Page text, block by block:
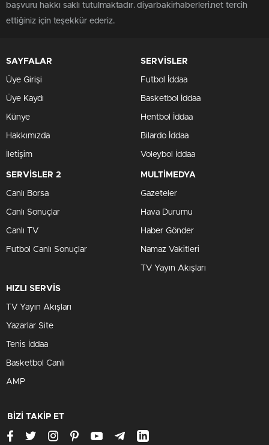
başvuru hakkı saklı tutulmaktadır. diyarbakirhaberleri.net tercih
ettiğiniz için teşekkür ederiz.
SAYFALAR
Üye Girişi
Üye Kaydı
Künye
Hakkımızda
İletişim
SERVİSLER
Futbol İddaa
Basketbol İddaa
Hentbol İddaa
Bilardo İddaa
Voleybol İddaa
SERVİSLER 2
Canlı Borsa
Canlı Sonuçlar
Canlı TV
Futbol Canlı Sonuçlar
MULTİMEDYA
Gazeteler
Hava Durumu
Haber Gönder
Namaz Vakitleri
TV Yayın Akışları
HIZLI SERVİS
TV Yayın Akışları
Yazarlar Site
Tenis İddaa
Basketbol Canlı
AMP
BİZİ TAKİP ET